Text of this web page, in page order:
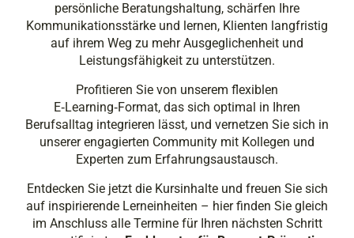
persönliche Beratungshaltung, schärfen Ihre
Kommunikationsstärke und lernen, Klienten langfristig
auf ihrem Weg zu mehr Ausgeglichenheit und
Leistungsfähigkeit zu unterstützen.
Profitieren Sie von unserem flexiblen
E‑Learning‑Format, das sich optimal in Ihren
Berufsalltag integrieren lässt, und vernetzen Sie sich in
unserer engagierten Community mit Kollegen und
Experten zum Erfahrungsaustausch.
Entdecken Sie jetzt die Kursinhalte und freuen Sie sich
auf inspirierende Lerneinheiten – hier finden Sie gleich
im Anschluss alle Termine für Ihren nächsten Schritt